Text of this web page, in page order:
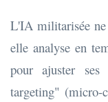
L'IA militarisée ne
elle analyse en
pour ajuster
targeting" (micro-